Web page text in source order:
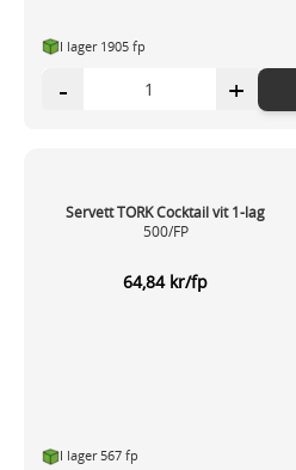
I lager 1905 fp
- +
Servett TORK Cocktail vit 1-lag
500/FP
64,84 kr/fp
I lager 567 fp